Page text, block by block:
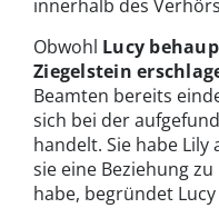
innerhalb des
Obwohl Lucy
Ziegelstein
Beamten bereits
sich bei der
handelt. Sie habe
sie eine Beziehung
habe, begründet